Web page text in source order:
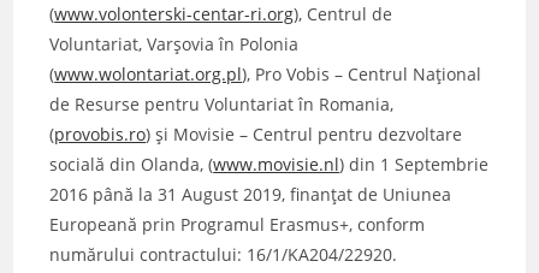
(www.volonterski-centar-ri.org), Centrul de
Voluntariat, Varșovia în Polonia
(www.wolontariat.org.pl), Pro Vobis – Centrul Național
de Resurse pentru Voluntariat în Romania,
(provobis.ro) și Movisie – Centrul pentru dezvoltare
socială din Olanda, (www.movisie.nl) din 1 Septembrie
2016 până la 31 August 2019, finanțat de Uniunea
Europeană prin Programul Erasmus+, conform
numărului contractului: 16/1/KA204/22920.